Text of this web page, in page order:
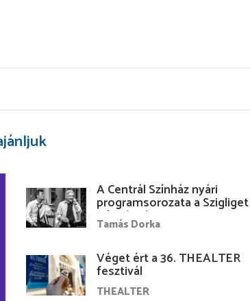
A Centrál Színház nyári
programsorozata a Szigliget
Várudvarban
Tamás Dorka
Véget ért a 36. THEALTER
fesztivál
THEALTER